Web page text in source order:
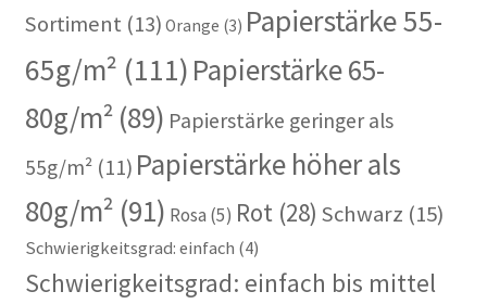
Sortiment(13) Orange (3) Papierstärke 55-
65g/m² (111) Papierstärke 65-
80g/m²(89) Papierstärke geringer als
55g/m²(11) Papierstärke höher als
80g/m² (91) Rosa (5) Rot(28) Schwarz (15)
Schwierigkeitsgrad: einfach (4)
Schwierigkeitsgrad: einfach bis mittel